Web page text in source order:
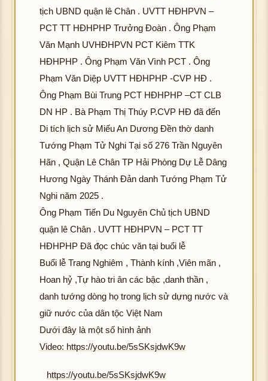
tịch UBND quận lê Chân . UVTT HĐHPVN –
PCT TT HĐHPHP Trưởng Đoàn . Ông Phạm
Văn Mạnh UVHĐHPVN PCT Kiêm TTK
HĐHPHP . Ông Phạm Văn Vình PCT . Ông
Phạm Văn Diệp UVTT HĐHPHP -CVP HĐ .
Ông Phạm Bùi Trung PCT HĐHPHP –CT CLB
DN HP . Bà Phạm Thị Thúy P.CVP HĐ đã đến
Di tích lịch sử Miếu An Dương Đền thờ danh
Tướng Phạm Tử Nghi Tại số 276 Trần Nguyên
Hãn , Quận Lê Chân TP Hải Phòng Dự Lễ Dâng
Hương Ngày Thánh Đản danh Tướng Phạm Tử
Nghi năm 2025 .
Ông Phạm Tiến Du Nguyên Chủ tịch UBND
quận lê Chân . UVTT HĐHPVN – PCT TT
HĐHPHP Đã đọc chúc văn tại buổi lễ
Buổi lễ Trang Nghiêm , Thành kính ,Viên mãn ,
Hoan hỷ ,Tự hào tri ân các bậc ,danh thần ,
danh tướng dòng họ trong lịch sử dựng nước và
giữ nước của dân tộc Việt Nam
Dưới đây là một số hình ảnh
Video: https://youtu.be/5sSKsjdwK9w
https://youtu.be/5sSKsjdwK9w